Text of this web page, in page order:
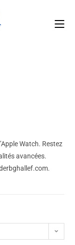
Watch. Restez
avancées.